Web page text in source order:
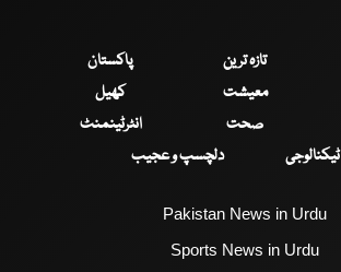
تازہ ترین
پاکستان
معیشت
کھیل
صحت
انٹرٹینمنٹ
ٹیکنالوجی
دلچسپ و عجیب
Pakistan News in Urdu
Sports News in Urdu